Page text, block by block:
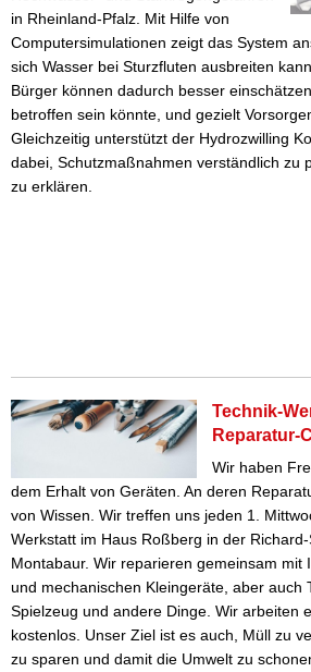
in Rheinland-Pfalz. Mit Hilfe von
Computersimulationen zeigt das System
sich Wasser bei Sturzfluten ausbreiten
Bürger können dadurch besser
betroffen sein könnte, und gezielt
Gleichzeitig unterstützt der Hydrozwilling
dabei, Schutzmaßnahmen verständlich zu
zu erklären.
Technik-
Reparatur-
Wir haben
dem Erhalt von Geräten. An deren
von Wissen. Wir treffen uns jeden 1.
Werkstatt im Haus Roßberg in der
Montabaur. Wir reparieren gemeinsam mit
und mechanischen Kleingeräte, aber auch
Spielzeug und andere Dinge. Wir arbeiten
kostenlos. Unser Ziel ist es auch, Müll zu
zu sparen und damit die Umwelt zu